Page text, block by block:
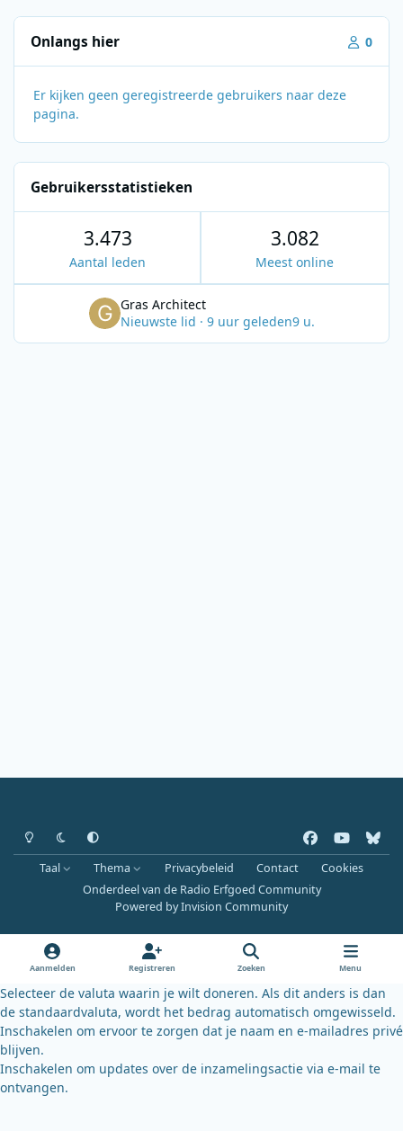
Onlangs hier 0
Er kijken geen geregistreerde gebruikers naar deze
pagina.
Gebruikersstatistieken
3.473
Aantal leden
3.082
Meest online
Gras Architect
Nieuwste lid · 9 uur geleden9 u.
Heldere modus
Donkere modus
Systeemvoorkeur
a
c
e
o
o
u
b
b
l
u
k
y
Taal Thema Privacybeleid Contact
Cookies
Onderdeel van de Radio Erfgoed Community
Powered byInvision Community
Aanmelden Registreren Zoeken Menu
Selecteer de valuta waarin je wilt doneren. Als dit anders is dan
de standaardvaluta, wordt het bedrag automatisch omgewisseld.
Inschakelen om ervoor te zorgen dat je naam en e-mailadres privé
blijven.
Inschakelen om updates over de inzamelingsactie via e-mail te
ontvangen.